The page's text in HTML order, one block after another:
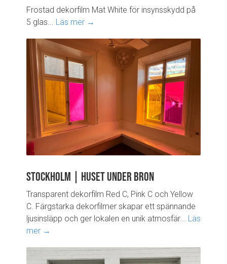
Frostad dekorfilm Mat White för insynsskydd på
5 glas... Läs mer →
Stockholm | Huset under bron
Transparent dekorfilm Red C, Pink C och Yellow
C. Färgstarka dekorfilmer skapar ett spännande
ljusinsläpp och ger lokalen en unik atmosfär... Läs
mer →